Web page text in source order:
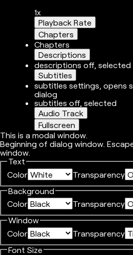
1x
Playback Rate
Chapters
Chapters
Descriptions
descriptions off, selected
Subtitles
subtitles settings, opens
dialog
subtitles off, selected
Audio Track
Fullscreen
This is a modal window.
Beginning of dialog window.
window.
Text
Color
Transparency
Background
Color
Transparency
Window
Color
Transparency
Font Size